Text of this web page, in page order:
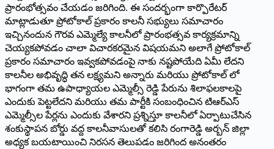
ప్రారంభోత్సవం చేయడం జరిగింది. ఈ సందర్భంగా కార్పొరేటర్
మాట్లాడుతూ ప్రోటోకాల్ ప్రకారం కాలనీ సభ్యులు సమాచారం
ఇచ్చినందున గౌరవ ఎమ్మెల్యే కాలనీలో ప్రారంభత్సవ కార్యక్రమాన్ని
చెయ్యకపోవడం చాలా విచారకరమైన విషయమని అలాగే ప్రోటోకాల్
ప్రకారం సమాచారం ఇవ్వకపోవడంపై నాకు నష్టపోయేది ఏమీ లేదని
కాలనీల అభివృద్ధి తన లక్ష్యమని అన్నారు మరియు ప్రోటోకాల్ లో
భాగంగా తమ ఉపాధ్యాయల ఎమ్మెల్సీ రెడ్డి పేరును శిలాఫలకాలపై
ఎందుకు పెట్టలేదని మరియు తమ పార్టీకి సంబంధించిన టిఆర్ఎస్
ఎమ్మెల్సీల పేర్లను ఎందుకు వేశారని ప్రశ్నిస్తూ కాలనీలో ఏర్పాటుచేసిన
శంకుస్థాపన బోర్డు వద్ద కాలనీవాసులతో కలిసి రంగారెడ్డి అర్బన్ జిల్లా
అధ్యక బయటాయించి నిరసన తెలుపడం జరిగింద అనంతరం